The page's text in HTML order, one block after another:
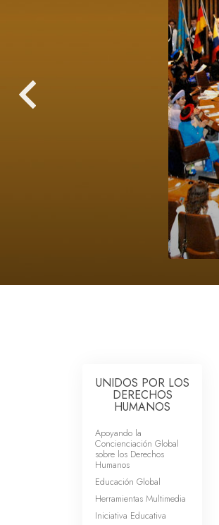
UNIDOS POR LOS
DERECHOS
HUMANOS
Apoyando la
Concienciación Global
sobre los Derechos
Humanos
Educación Global
Herramientas Multimedia
Iniciativa Educativa